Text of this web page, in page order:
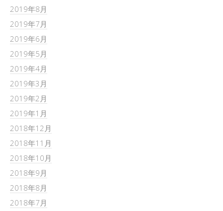
2019年8月
2019年7月
2019年6月
2019年5月
2019年4月
2019年3月
2019年2月
2019年1月
2018年12月
2018年11月
2018年10月
2018年9月
2018年8月
2018年7月